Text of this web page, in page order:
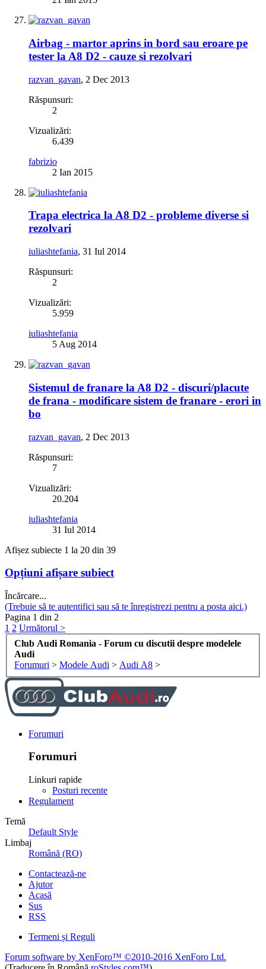
Airbag - martor aprins in bord sau eroare pe
tester la A8 D2 - cauze si rezolvari
razvan_gavan, 2 Dec 2013
Răspunsuri:
2
Vizualizări:
6.439
fabrizio
2 Ian 2015
Trapa electrica la A8 D2 - probleme diverse si
rezolvari
iuliashtefania, 31 Iul 2014
Răspunsuri:
2
Vizualizări:
5.959
iuliashtefania
5 Aug 2014
Sistemul de franare la A8 D2 - discuri/placute
de frana - modificare sistem de franare - erori in
bo
razvan_gavan, 2 Dec 2013
Răspunsuri:
7
Vizualizări:
20.204
iuliashtefania
31 Iul 2014
Afișez subiecte 1 la 20 din 39
Opțiuni afișare subiect
Încărcare...
(Trebuie să te autentifici sau să te înregistrezi pentru a posta aici.)
Pagina 1 din 2
1 2 Următorul >
Club Audi Romania - Forum cu discutii despre modelele
Audi
Forumuri > Modele Audi > Audi A8 >
Forumuri
Forumuri
Linkuri rapide
Posturi recente
Regulament
Temă
Default Style
Limbaj
Română (RO)
Contactează-ne
Ajutor
Acasă
Sus
RSS
Termeni și Reguli
Forum software by XenForo™ ©2010-2016 XenForo Ltd.